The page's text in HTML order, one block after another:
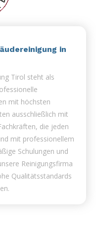
in
Tirol steht als
mit höchsten
ausschließlich mit
die jeden
mit professionellem
Schulungen und
Reinigungsfirma
Qualitätsstandards